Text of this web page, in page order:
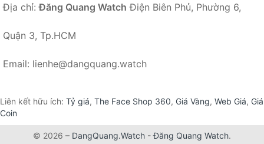
Địa chỉ:Đăng Quang Watch Điện Biên Phủ, Phường 6,
Quận 3, Tp.HCM
Email: lienhe@dangquang.watch
Liên kết hữu ích: Tỷ giá, The Face Shop 360, Giá Vàng, Web Giá, Giá
Coin
© 2026 – DangQuang.Watch -Đăng Quang Watch.